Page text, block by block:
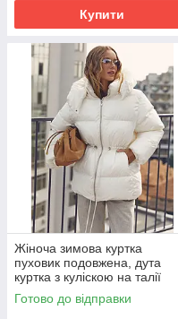
Купити
Жіноча зимова куртка
пуховик подовжена, дута
куртка з куліскою на талії
біопух до -20°C 44-50 розмір
молочна
Готово до відправки